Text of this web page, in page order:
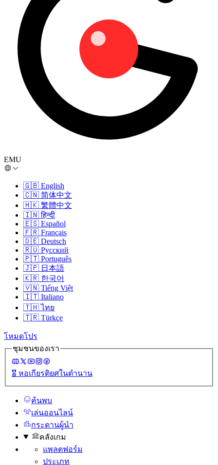
EMU
🇬🇧 English
🇨🇳 简体中文
🇭🇰 繁體中文
🇮🇳 हिन्दी
🇪🇸 Español
🇫🇷 Français
🇩🇪 Deutsch
🇷🇺 Русский
🇵🇹 Português
🇯🇵 日本語
🇰🇷 한국어
🇻🇳 Tiếng Việt
🇮🇹 Italiano
🇹🇭 ไทย
🇹🇷 Türkçe
โหมดโปร
ชุมชนของเรา
🎖️ หอเกียรติยศในตํานาน
ค้นพบ
เล่นออนไลน์
กระดานผู้นํา
คลังเกม
แพลตฟอร์ม
ประเภท